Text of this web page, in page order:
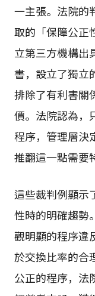
一主張。法院的
取的「保障公正
立第三方機構出
書，設立了獨立
排除了有利害關
價。法院認為，
程序，管理層決
推翻這一點需要
這些裁判例顯示
性時的明確趨勢
觀明顯的程序違
於交換比率的合
公正的程序，法